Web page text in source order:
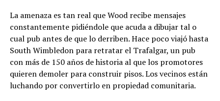
La amenaza es tan real que Wood recibe mensajes
constantemente pidiéndole que acuda a dibujar tal o
cual pub antes de que lo derriben. Hace poco viajó hasta
South Wimbledon para retratar el Trafalgar, un pub
con más de 150 años de historia al que los promotores
quieren demoler para construir pisos. Los vecinos están
luchando por convertirlo en propiedad comunitaria.